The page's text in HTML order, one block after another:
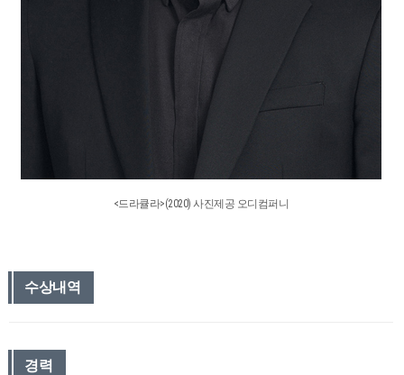
<드라큘라>(2020) 사진제공 오디컴퍼니
수상내역
경력